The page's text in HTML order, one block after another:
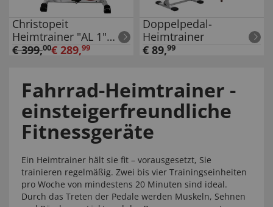
Christopeit
Heimtrainer "AL 1"
silber
€399,00€ 289,99
Doppelpedal-
Heimtrainer
€ 89,99
Fahrrad-Heimtrainer -
einsteigerfreundliche
Fitnessgeräte
Ein Heimtrainer hält sie fit – vorausgesetzt, Sie
trainieren regelmäßig. Zwei bis vier Trainingseinheiten
pro Woche von mindestens 20 Minuten sind ideal.
Durch das Treten der Pedale werden Muskeln, Sehnen